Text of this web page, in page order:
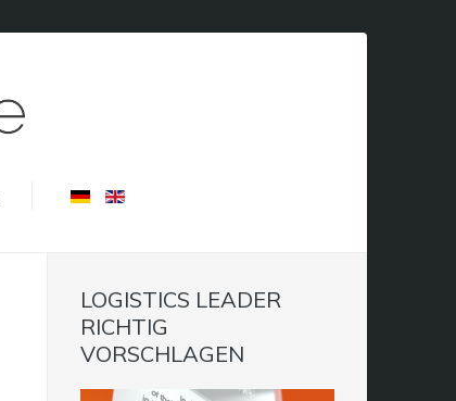
LOGISTICS LEADER
RICHTIG
VORSCHLAGEN